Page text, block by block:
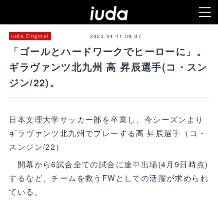
iuda Original 2023.04.11 09:37
「ゴールとハードワークでヒーローに」。
ギラヴァンツ北九州 高 昇辰選手(コ・スン
ジン/22)。
日本文理大学サッカー部を卒業し、今シーズンより
ギラヴァンツ北九州でプレーする高 昇辰選手（コ・
スンジン/22）
開幕から6試合全ての試合に途中出場(4月9日時点)
するなど、チームを救うFWとしての活躍が求められ
ている。